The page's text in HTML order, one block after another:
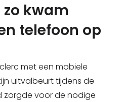
kwam
telefoon op
met een mobiele
uitvalbeurt tijdens de
zorgde voor de nodige